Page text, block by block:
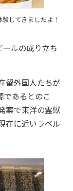
してきましたよ！
ルの成り立ち
留外国人たちが
であるとのこ
案で東洋の霊獣
在に近いラベル